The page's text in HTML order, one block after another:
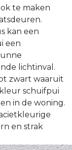
te maken
kan een
een
lichtinval.
zwart waaruit
schuifpui
in de woning.
en strak